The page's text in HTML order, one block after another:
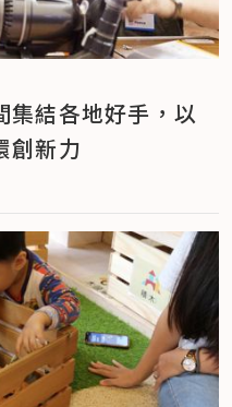
集結各地好手，以
創新力